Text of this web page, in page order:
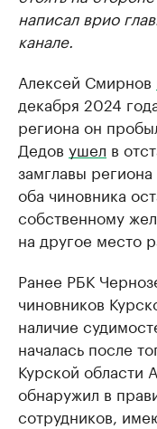
написал врио
канале.
Алексей Смирнов
декабря 2024
региона он
Дедов ушел в
замглавы
оба чиновника
собственному
на другое место
Ранее РБК
чиновников
наличие
началась после
Курской области
обнаружил в
сотрудников,